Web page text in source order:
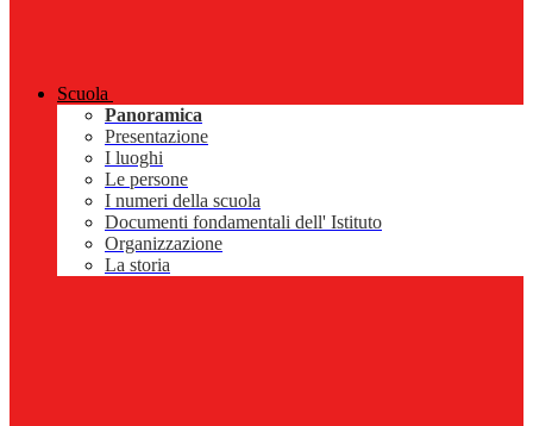
Scuola
Panoramica
Presentazione
I luoghi
Le persone
I numeri della scuola
Documenti fondamentali dell' Istituto
Organizzazione
La storia